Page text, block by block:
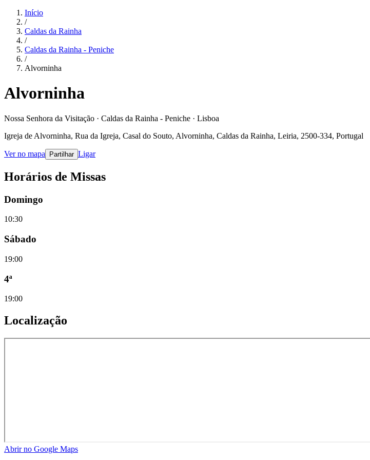
Início
/
Caldas da Rainha
/
Caldas da Rainha - Peniche
/
Alvorninha
Alvorninha
Nossa Senhora da Visitação · Caldas da Rainha - Peniche · Lisboa
Igreja de Alvorninha, Rua da Igreja, Casal do Souto, Alvorninha, Caldas da Rainha, Leiria, 2500-334, Portugal
Ver no mapa Partilhar Ligar
Horários de Missas
Domingo
10:30
Sábado
19:00
4ª
19:00
Localização
Abrir no Google Maps